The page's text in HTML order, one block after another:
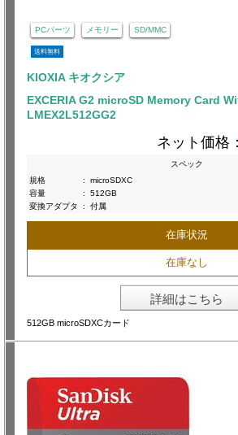
PCパーツ メモリー SD/MMC
送料無料
KIOXIA キオクシア
EXCERIA G2 microSD Memory Card
LMEX2L512GG2
ネット価格：
スペック
規格
:
microSDXC
容量
:
512GB
変換アダプタ
: 付属
在庫状況
在庫なし
詳細はこちら
512GB microSDXCカード